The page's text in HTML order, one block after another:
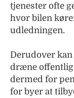
tjenester ofte
hvor bilen
udledningen.
Derudover
dræne
dermed for
for byer at